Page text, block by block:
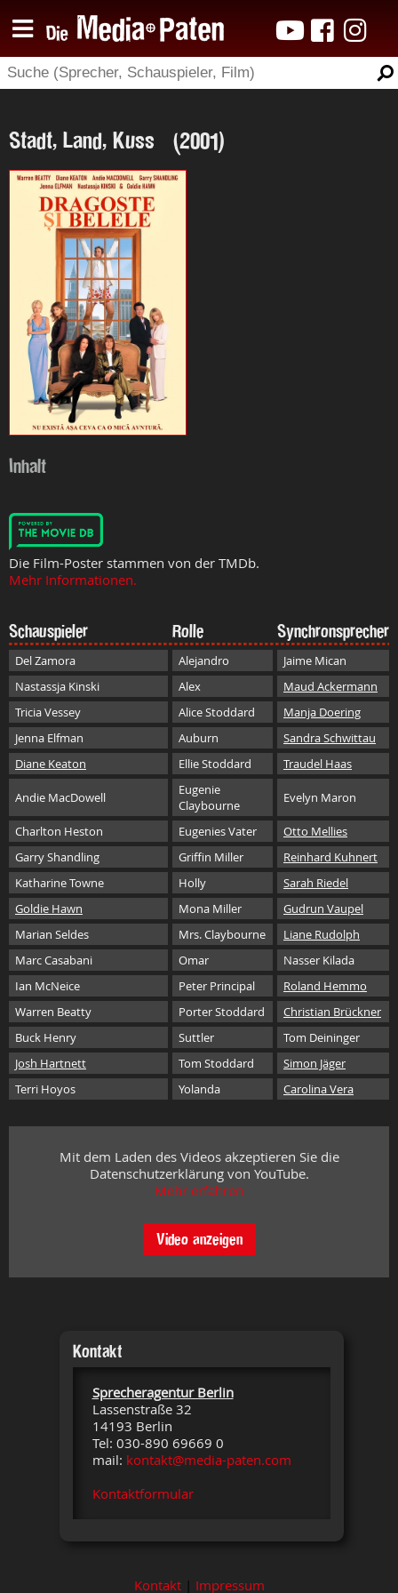
Stadt, Land, Kuss (2001)
Inhalt
Die Film-Poster stammen von der TMDb.
Mehr Informationen.
Schauspieler Rolle Synchronsprecher
Del Zamora Alejandro
Jaime Mican
Nastassja Kinski
Alex
Maud Ackermann
Tricia Vessey
Alice Stoddard
Manja Doering
Jenna Elfman
Auburn
Sandra Schwittau
Diane Keaton
Ellie Stoddard Traudel Haas
Andie MacDowell
Eugenie
Claybourne
Evelyn Maron
Charlton Heston Eugenies Vater
Otto Mellies
Garry Shandling
Griffin Miller
Reinhard Kuhnert
Katharine Towne
Holly
Sarah Riedel
Goldie Hawn
Mona Miller
Gudrun Vaupel
Marian Seldes
Mrs. Claybourne
Liane Rudolph
Marc Casabani
Omar
Nasser Kilada
Ian McNeice
Peter Principal
Roland Hemmo
Warren Beatty
Porter Stoddard
Christian Brückner
Buck Henry
Suttler
Tom Deininger
Josh Hartnett
Tom Stoddard
Simon Jäger
Terri Hoyos
Yolanda Carolina Vera
Mit dem Laden des Videos akzeptieren Sie die
Datenschutzerklärung von YouTube.
Mehr erfahren
Video anzeigen
Kontakt
Sprecheragentur Berlin
Lassenstraße 32
14193 Berlin
Tel: 030-890 69669 0
mail: kontakt@media-paten.com
Kontaktformular
Kontakt| Impressum